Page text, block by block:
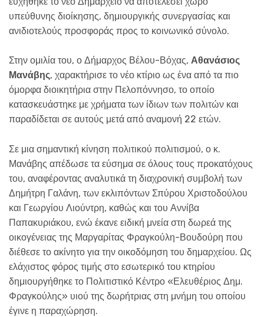
υπεύθυνης διοίκησης, δημιουργικής συνεργασίας και
ανιδιοτελούς προσφοράς προς το κοινωνικό σύνολο.
Στην ομιλία του, ο Δήμαρχος Βέλου-Βόχας, Αθανάσιος
Μανάβης, χαρακτήρισε το νέο κτίριο ως ένα από τα πιο
όμορφα διοικητήρια στην Πελοπόννησο, το οποίο
κατασκευάστηκε με χρήματα των ίδιων των πολιτών και
παραδίδεται σε αυτούς μετά από αναμονή 22 ετών.
Σε μια σημαντική κίνηση πολιτικού πολιτισμού, ο κ.
Μανάβης απέδωσε τα εύσημα σε όλους τους προκατόχους
του, αναφέροντας αναλυτικά τη διαχρονική συμβολή των
Δημήτρη Γαλάνη, των εκλιπόντων Σπύρου Χριστοδούλου
και Γεωργίου Λιούντρη, καθώς και του Αννίβα
Παπακυριάκου, ενώ έκανε ειδική μνεία στη δωρεά της
οικογένειας της Μαργαρίτας Φραγκούλη-Βουδούρη που
διέθεσε το ακίνητο για την οικοδόμηση του δημαρχείου. Ως
ελάχιστος φόρος τιμής στο εσωτερικό του κτηρίου
δημιουργήθηκε το Πολιτιστικό Κέντρο «Ελευθέριος Δημ.
Φραγκούλης» υιού της δωρήτριας στη μνήμη του οποίου
έγινε η παραχώρηση.